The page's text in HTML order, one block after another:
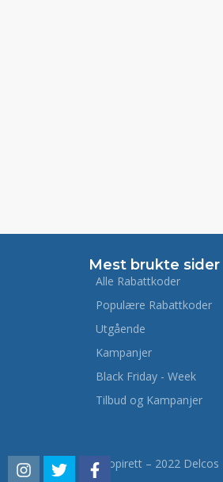
Mest brukte sider
Alle Rabattkoder
Populære Rabattkoder
Utgående
Kampanjer
Black Friday - Week
Tilbud og Kampanjer
© Kopirett – 2022